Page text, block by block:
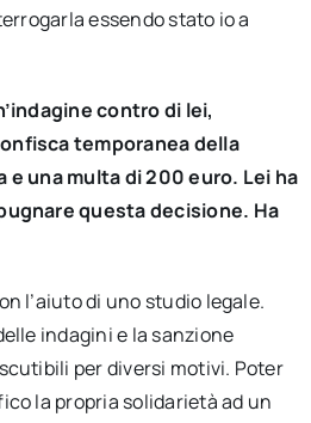
essendo stato io a
contro di lei,
temporanea della
e una multa di 200 euro. Lei ha
questa decisione. Ha
l’aiuto di uno studio legale.
indagini e la sanzione
per diversi motivi. Poter
la propria solidarietà ad un